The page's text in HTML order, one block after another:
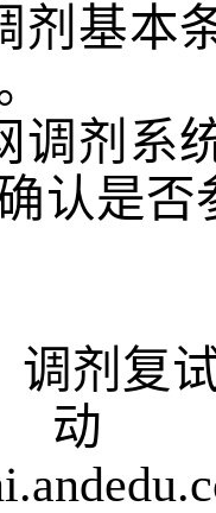
剂基本
调剂系
认是
调剂复